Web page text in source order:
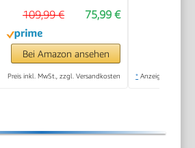
75,99 €
109,99 €
Bei Amazon ansehen
Preis inkl. MwSt., zzgl. Versandkosten * Anzeige